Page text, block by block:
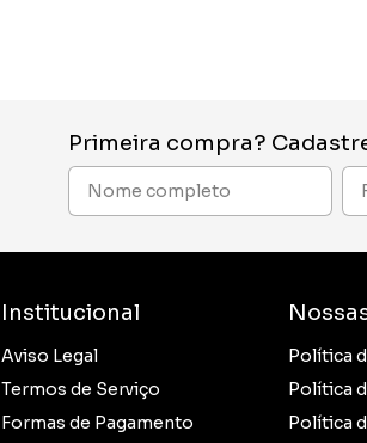
Primeira compra?
Institucional
Aviso Legal
Termos de Serviço
Formas de Pagamento
Política
Política
Política